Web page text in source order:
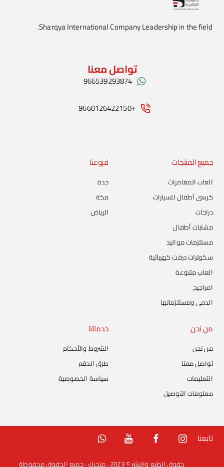
Sharqya International Company Leadership in the field.
تواصل معنا
966539293874
+9660126422150
جميع المنتجات
العاب المغامرات
كرسي أطفال للسيارات
دراجات
مشايات أطفال
مستلزمات مواليد
سكوترات درفت كهربائية
العاب متنوعة
امراجيح
الدمى ومستلزماتها
فروعنا
جدة
مكة
الرياض
من نحن
من نحن
تواصل معنا
التعليمات
معلومات التوصيل
خدماتنا
الشروط والأحكام
طرق الدفع
سياسة الخصوصية
تابعنا
حقوق الطبع والنشر © 2023 ، متجرك ، جميع الحقوق محفوظة